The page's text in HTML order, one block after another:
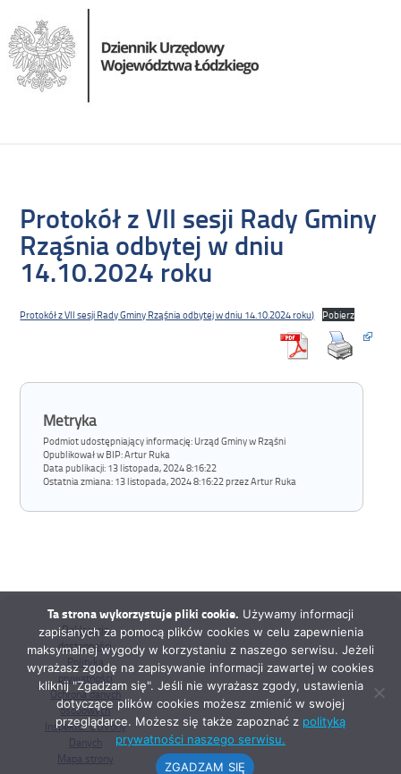
Protokół z VII sesji Rady Gminy
Rząśnia odbytej w dniu
14.10.2024 roku
Protokół z VII sesji Rady Gminy Rząśnia odbytej w dniu 14.10.2024 roku) Pobierz
Metryka
Podmiot udostępniający informację: Urząd Gminy w Rząśni
Opublikował w BIP:Artur Ruka
Data publikacji: 13 listopada, 2024 8:16:22
Ostatnia zmiana: 13 listopada, 2024 8:16:22 przez Artur Ruka
Deklaracja
dostępności
Polityka
prywatności
Ochrona danych
osobowych
Inspektor Ochrony
Danych
Mapa strony
Ta strona wykorzystuje pliki cookie. Używamy informacji
zapisanych za pomocą plików cookies w celu zapewnienia
maksymalnej wygody w korzystaniu z naszego serwisu. Jeżeli
wyrażasz zgodę na zapisywanie informacji zawartej w cookies
kliknij "Zgadzam się". Jeśli nie wyrażasz zgody, ustawienia
dotyczące plików cookies możesz zmienić w swojej
przeglądarce. Możesz się także zapoznać z polityką
prywatności naszego serwisu.
ZGADZAM SIĘ